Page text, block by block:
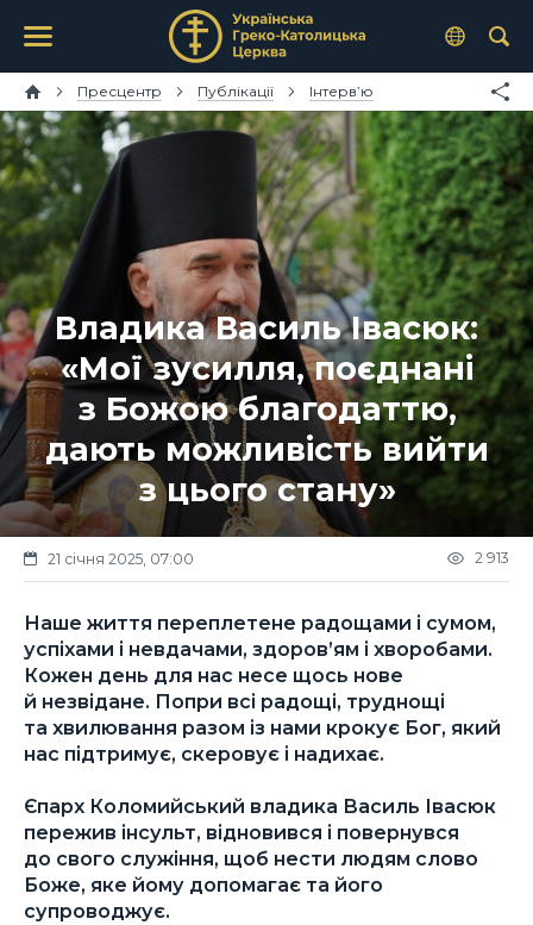
Пресцентр Публікації Інтерв’ю
Владика Василь Івасюк:
«Мої зусилля, поєднані
з Божою благодаттю,
дають можливість вийти
з цього стану»
21 січня 2025, 07:00 2 913
Наше життя переплетене радощами і сумом,
успіхами і невдачами, здоров’ям і хворобами.
Кожен день для нас несе щось нове
й незвідане. Попри всі радощі, труднощі
та хвилювання разом із нами крокує Бог, який
нас підтримує, скеровує і надихає.
Єпарх Коломийський владика Василь Івасюк
пережив інсульт, відновився і повернувся
до свого служіння, щоб нести людям слово
Боже, яке йому допомагає та його
супроводжує.